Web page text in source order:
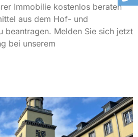
Immobilie kostenlos beraten
aus dem Hof- und
beantragen. Melden Sie sich jetzt
bei unserem